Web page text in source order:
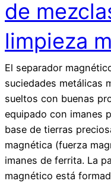
de
limpieza
El separador
suciedades metálicas
sueltos con buenas
equipado con imanes
base de tierras
magnética (fuerza
imanes de ferrita. La
magnético está